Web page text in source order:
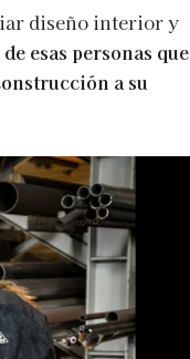
diseño interior y
esas personas que
a su